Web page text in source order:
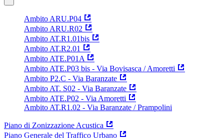
Ambito ARU.P04
Ambito ARU.R02
Ambito AT.R1.01bis
Ambito AT.R2.01
Ambito ATE.P01A
Ambito ATE.P03 bis - Via Bovisasca / Amoretti
Ambito P2.C - Via Baranzate
Ambito AT. S02 - Via Baranzate
Ambito ATE.P02 - Via Amoretti
Ambito AT.R1.02 - Via Baranzate / Prampolini
Piano di Zonizzazione Acustica
Piano Generale del Traffico Urbano